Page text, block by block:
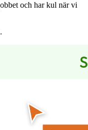
och har kul när vi